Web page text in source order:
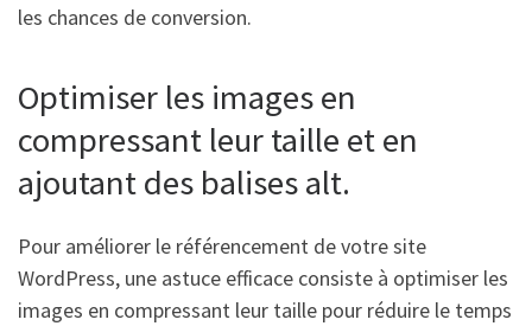
les chances de conversion.
Optimiser les images en
compressant leur taille et en
ajoutant des balises alt.
Pour améliorer le référencement de votre site
WordPress, une astuce efficace consiste à optimiser les
images en compressant leur taille pour réduire le temps